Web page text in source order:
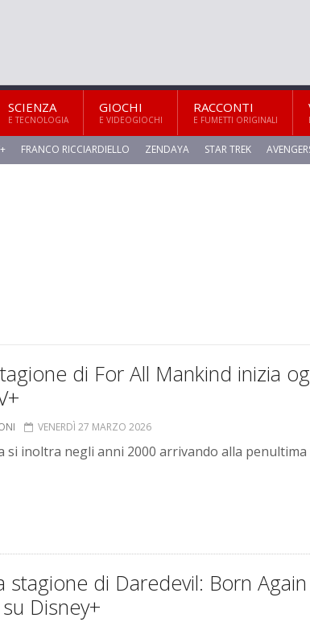
SCIENZA
E TECNOLOGIA
GIOCHI
E VIDEOGIOCHI
RACCONTI
E FUMETTI ORIGINALI
FRANCO RICCIARDIELLO ZENDAYA STAR TREK
di For All Mankind inizia
VENERDÌ 27 MARZO 2026
si inoltra negli anni 2000 arrivando alla penultima
stagione di Daredevil: Born
Disney+